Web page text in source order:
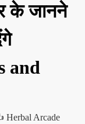
के जानने
and
Arcade